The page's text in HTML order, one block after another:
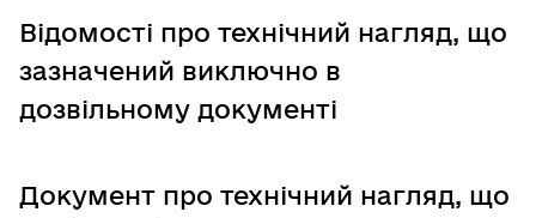
Відомості про технічний нагляд, що
зазначений виключно в
дозвільному документі
Документ про технічний нагляд, що